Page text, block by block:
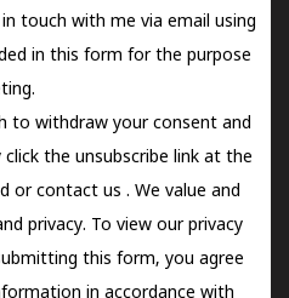
touch with me via email using
in this form for the purpose
to withdraw your consent and
the unsubscribe link at the
orcontact us . We value and
privacy. To view our privacy
this form, you agree
in accordance with